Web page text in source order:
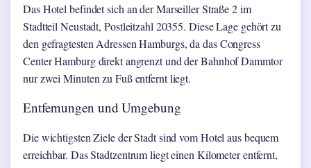
Das Hotel befindet sich an der Marseiller Straße 2 im
Stadtteil Neustadt, Postleitzahl 20355. Diese Lage gehört zu
den gefragtesten Adressen Hamburgs, da das Congress
Center Hamburg direkt angrenzt und der Bahnhof Dammtor
nur zwei Minuten zu Fuß entfernt liegt.
Entfernungen und Umgebung
Die wichtigsten Ziele der Stadt sind vom Hotel aus bequem
erreichbar. Das Stadtzentrum liegt einen Kilometer entfernt,